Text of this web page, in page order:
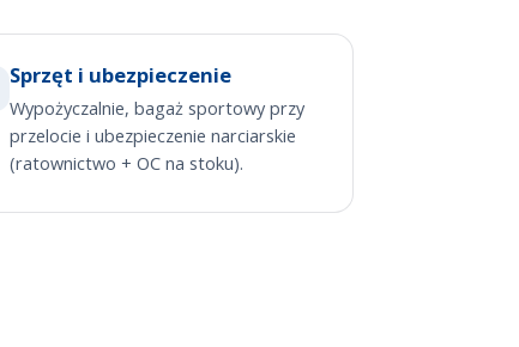
Sprzęt i ubezpieczenie
Wypożyczalnie, bagaż sportowy przy
przelocie i ubezpieczenie narciarskie
(ratownictwo + OC na stoku).